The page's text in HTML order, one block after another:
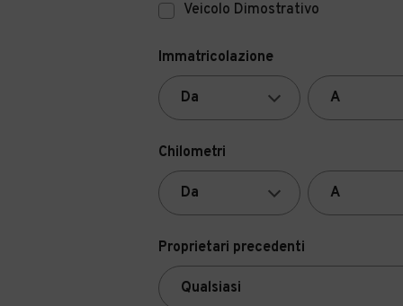
Veicolo Dimostrativo
Immatricolazione
Chilometri
Proprietari precedenti